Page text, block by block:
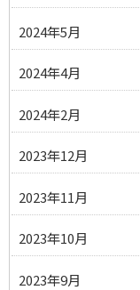
2024年5月
2024年4月
2024年2月
2023年12月
2023年11月
2023年10月
2023年9月